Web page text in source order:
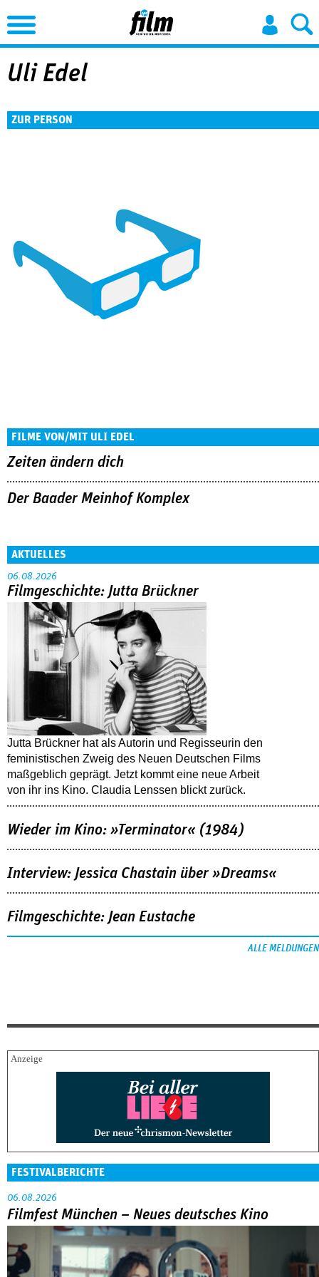
Jump to Navigation
Uli Edel
ZUR PERSON
FILME VON/MIT ULI EDEL
Zeiten ändern dich
Der Baader Meinhof Komplex
AKTUELLES
06.08.2026
Filmgeschichte: Jutta Brückner
Jutta Brückner hat als Autorin und Regisseurin den
feministischen Zweig des Neuen Deutschen Films
maßgeblich geprägt. Jetzt kommt eine neue Arbeit
von ihr ins Kino. Claudia Lenssen blickt zurück.
Wieder im Kino: »Terminator« (1984)
Interview: Jessica Chastain über »Dreams«
Filmgeschichte: Jean Eustache
ALLE MELDUNGEN
FESTIVALBERICHTE
06.08.2026
Filmfest München – Neues deutsches Kino